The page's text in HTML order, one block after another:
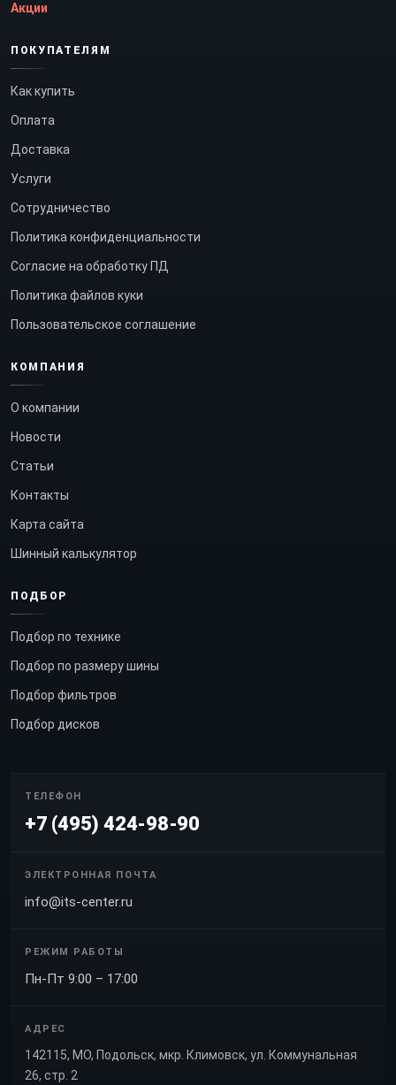
Акции
ПОКУПАТЕЛЯМ
Как купить
Оплата
Доставка
Услуги
Сотрудничество
Политика конфиденциальности
Согласие на обработку ПД
Политика файлов куки
Пользовательское соглашение
КОМПАНИЯ
О компании
Новости
Статьи
Контакты
Карта сайта
Шинный калькулятор
ПОДБОР
Подбор по технике
Подбор по размеру шины
Подбор фильтров
Подбор дисков
ТЕЛЕФОН
+7 (495) 424-98-90
ЭЛЕКТРОННАЯ ПОЧТА
info@its-center.ru
РЕЖИМ РАБОТЫ
Пн-Пт 9:00 – 17:00
АДРЕС
142115, МО, Подольск, мкр. Климовск, ул. Коммунальная
26, стр. 2